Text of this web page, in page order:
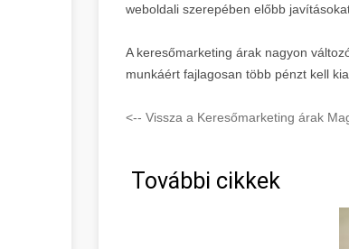
weboldali szerepében előbb
A keresőmarketing árak nagyon
munkáért fajlagosan több pénzt kell
<-- Vissza a Keresőmarketing árak
További cikkek